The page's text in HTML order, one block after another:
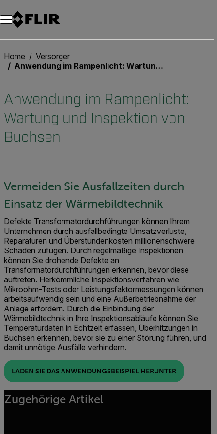
Unread messages
Modell
Entfernen
Elemente
Element
In den Warenkorb
Im Warenkorb
Home
Versorger
Anwendung im Rampenlicht: Wartung und Inspektion von Buchsen
Anwendung im Rampenlicht:
Wartung und Inspektion von
Buchsen
Vermeiden Sie Ausfallzeiten durch
Einsatz der Wärmebildtechnik
Defekte Transformatordurchführungen können Ihrem
Unternehmen durch ausfallbedingte Umsatzverluste,
Reparaturen und Überstundenkosten millionenschwere
Schäden zufügen. Durch regelmäßige Inspektionen
können Sie drohende Defekte an
Transformatordurchführungen erkennen, bevor diese
auftreten. Herkömmliche Inspektionsverfahren wie
Mikroohm-Tests oder Leistungsfaktormessungen können
arbeitsaufwendig sein und eine Außerbetriebnahme der
Anlage erfordern. Durch die Einbindung der
Wärmebildtechnik in Ihre Inspektionsabläufe können Sie
Temperaturdaten in Echtzeit erfassen, Überhitzungen in
Buchsen erkennen, bevor sie zu einer Störung führen, und
damit unnötige Ausfälle verhindern.
LADEN SIE DAS ANWENDUNGSBEISPIEL HERUNTER
Zugehörige Artikel